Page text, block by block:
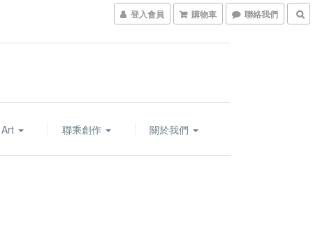
登入會員 購物車 聯絡我們
聯乘創作 關於我們